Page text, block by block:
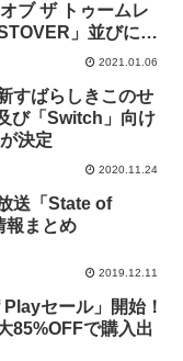
ブ ザ トゥームレ
」並びに
」等3タイトル
2021.01.06
すばらしきこのせ
び「Switch」向け
決定
2020.11.24
送「State of
報まとめ
2019.12.11
セール」開始！
85%OFFで購入出